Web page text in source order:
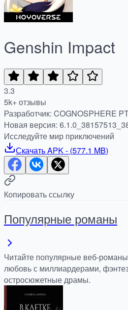
Genshin Impact
3.3
5k+ отзывы
Разработчик: COGNOSPHERE
Новая версия:
Исследуйте мир приключений
СкачатьAPK- (577.1 MB)
Копировать ссылку
Популярные романы
Читайте популярные веб-
любовь с миллиардерами,
остросюжетные драмы.